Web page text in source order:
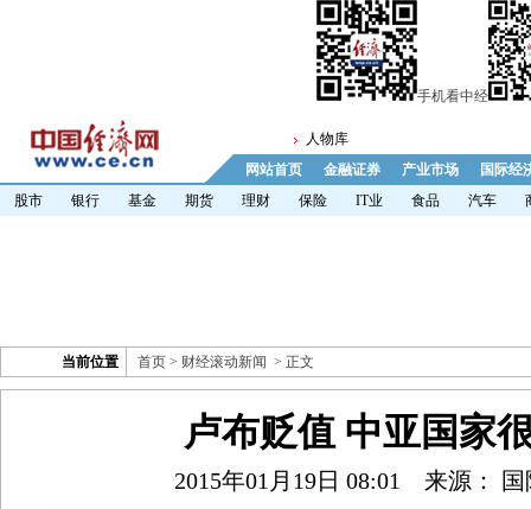
手机看中经
人物库
网站首页
金融证券 产业市场
国际经
股市
银行 基金 期货 理财 保险 IT业 食品 汽车
当前位置 首页 > 财经滚动新闻 > 正文
卢布贬值 中亚国家
2015年01月19日 08:01 来源：